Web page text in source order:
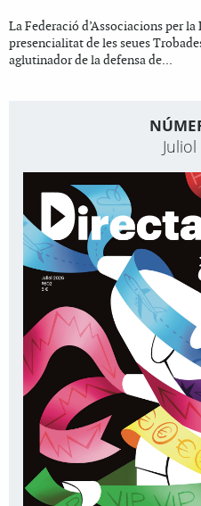
La Federació d’Associacions per
presencialitat de les seues
aglutinador de la defensa de...